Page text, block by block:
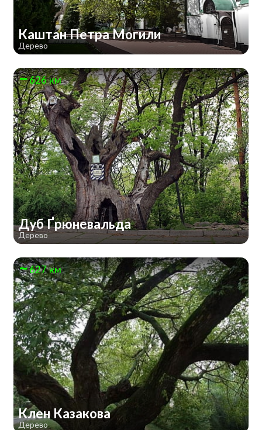
Каштан Петра Могили
Дерево
626 км
Дуб Ґрюневальда
Дерево
627 км
Клен Казакова
Дерево